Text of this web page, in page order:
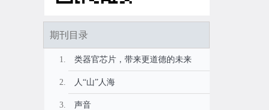
期刊目录
类器官芯片，带来更道德的未来
人“山”人海
声音